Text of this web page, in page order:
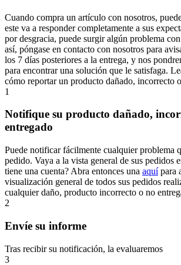
Cuando compra un artículo con nosotros,
este va a responder completamente a sus
por desgracia, puede surgir algún problema
así, póngase en contacto con nosotros para
los 7 días posteriores a la entrega, y nos
para encontrar una solución que le satisfaga.
cómo reportar un producto dañado, incorrecto
1
Notifique su producto dañado,
entregado
Puede notificar fácilmente cualquier problema
pedido. Vaya a la vista general de sus pedidos
tiene una cuenta? Abra entonces una aquípara
visualización general de todos sus pedidos
cualquier daño, producto incorrecto o no
2
Envíe su informe
Tras recibir su notificación, la evaluaremos
3